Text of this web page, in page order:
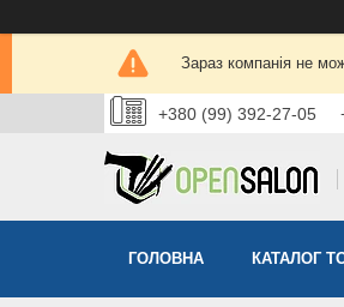
Зараз компанія не
+380 (99) 392-27-05
ГОЛОВНА КАТАЛОГ